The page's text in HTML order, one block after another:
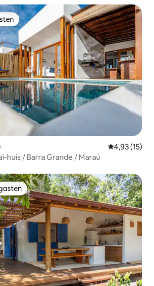
Gemiddelde
4,93 (15)
huis / Barra Grande / Maraú
gasten